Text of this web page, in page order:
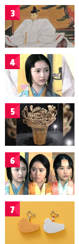
3
4
5
6
7